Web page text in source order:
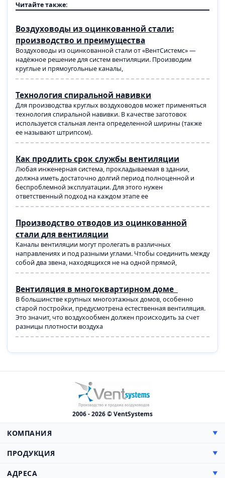
Читайте также:
Воздуховоды из оцинкованной стали:
производство и преимущества
Воздуховоды из оцинкованной стали от «ВентСистемс» —
надёжное решение для систем вентиляции. Производим
круглые и прямоугольные каналы,
Технология спиральной навивки
Для производства круглых воздуховодов может применяться
технология спиральной навивки. В качестве заготовок
используется стальная лента определенной ширины (также
ее называют штрипсом).
Как продлить срок службы вентиляции
Любая инженерная система, прокладываемая в здании,
должна иметь достаточно долгий период полноценной и
беспроблемной эксплуатации. Для этого нужен
ответственный подход на каждом этапе ее
Производство отводов из оцинкованной
стали для вентиляции
Каналы вентиляции могут пролегать в различных
направлениях и под разными углами. Чтобы соединить между
собой два звена, находящихся не на одной прямой,
Вентиляция в многоквартирном доме
В большинстве крупных многоэтажных домов, особенно
старой постройки, предусмотрена естественная вентиляция.
Это значит, что воздухообмен должен происходить за счет
разницы плотности воздуха
2006 - 2026 © VentSystems
КОМПАНИЯ ▼
О компании
Цены
ПРОДУКЦИЯ ▼
Прямоугольные
АДРЕСА ▼